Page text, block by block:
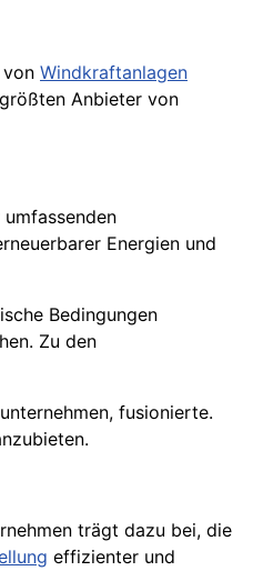
von Windkraftanlagen
Anbieter von
Energien und
Bedingungen
Zu den
fusionierte.
trägt dazu bei, die
effizienter und